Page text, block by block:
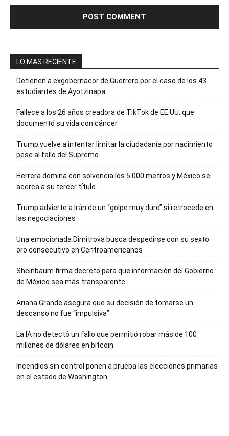
LO MAS RECIENTE
Detienen a exgobernador de Guerrero por el caso de los 43
estudiantes de Ayotzinapa
Fallece a los 26 años creadora de TikTok de EE.UU. que
documentó su vida con cáncer
Trump vuelve a intentar limitar la ciudadanía por nacimiento
pese al fallo del Supremo
Herrera domina con solvencia los 5.000 metros y México se
acerca a su tercer título
Trump advierte a Irán de un “golpe muy duro” si retrocede en
las negociaciones
Una emocionada Dimitrova busca despedirse con su sexto
oro consecutivo en Centroamericanos
Sheinbaum firma decreto para que información del Gobierno
de México sea más transparente
Ariana Grande asegura que su decisión de tomarse un
descanso no fue “impulsiva”
La IA no detectó un fallo que permitió robar más de 100
millones de dólares en bitcoin
Incendios sin control ponen a prueba las elecciones primarias
en el estado de Washington